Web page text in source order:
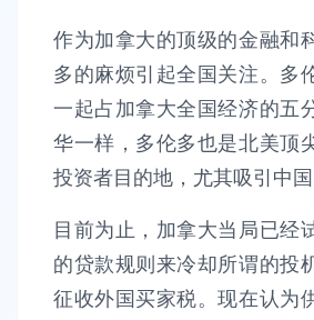
作为加拿大的顶级的金融和
多的麻烦引起全国关注。多
一起占加拿大全国经济的五
华一样，多伦多也是北美顶
投资者目的地，尤其吸引中国
目前为止，加拿大当局已经
的贷款规则来冷却所谓的投
征收外国买家税。现在认为